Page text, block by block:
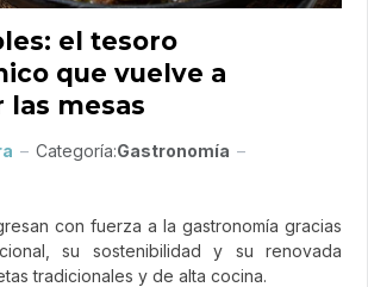
el tesoro
que vuelve a
las mesas
Categoría:Gastronomía
con fuerza a la gastronomía gracias
su sostenibilidad y su renovada
tradicionales y de alta cocina.